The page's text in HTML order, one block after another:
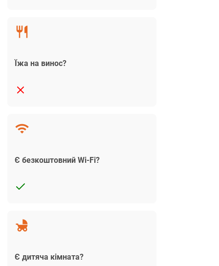
Їжа на винос?
Є безкоштовний Wi-Fi?
Є дитяча кімната?